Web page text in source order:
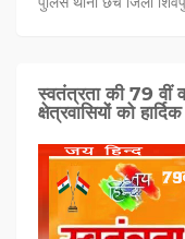
स्वतंत्रता की 79 वीं
क्षेत्रवासियों को